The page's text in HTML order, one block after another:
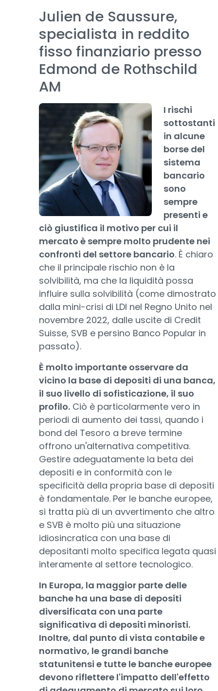
Julien de Saussure,
specialista in reddito
fisso finanziario presso
Edmond de Rothschild
AM
I rischi
sottostanti
in alcune
borse del
sistema
bancario
sono
sempre
presenti e
ciò giustifica il motivo per cui il
mercato è sempre molto prudente nei
confronti del settore bancario. È chiaro
che il principale rischio non è la
solvibilità, ma che la liquidità possa
influire sulla solvibilità (come dimostrato
dalla mini-crisi di LDI nel Regno Unito nel
novembre 2022, dalle uscite di Credit
Suisse, SVB e persino Banco Popular in
passato).
È molto importante osservare da
vicino la base di depositi di una banca,
il suo livello di sofisticazione, il suo
profilo. Ciò è particolarmente vero in
periodi di aumento dei tassi, quando i
bond del Tesoro a breve termine
offrono un'alternativa competitiva.
Gestire adeguatamente la beta dei
depositi e in conformità con le
specificità della propria base di depositi
è fondamentale. Per le banche europee,
si tratta più di un avvertimento che altro
e SVB è molto più una situazione
idiosincratica con una base di
depositanti molto specifica legata quasi
interamente al settore tecnologico.
In Europa, la maggior parte delle
banche ha una base di depositi
diversificata con una parte
significativa di depositi minoristi.
Inoltre, dal punto di vista contabile e
normativo, le grandi banche
statunitensi e tutte le banche europee
devono riflettere l'impatto dell'effetto